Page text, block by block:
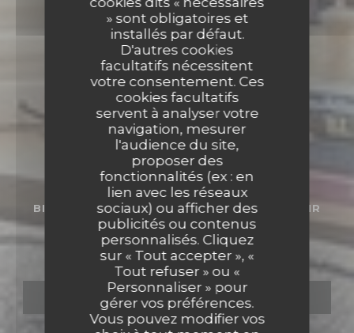
» sont obligatoires et
installés par défaut.
D'autres cookies
facultatifs nécessitent
votre consentement. Ces
cookies facultatifs
servent à analyser votre
navigation, mesurer
l'audience du site,
proposer des
fonctionnalités (ex : en
lien avec les réseaux
sociaux) ou afficher des
publicités ou contenus
personnalisés. Cliquez
sur « Tout accepter », «
Tout refuser » ou «
Personnaliser » pour
gérer vos préférences.
Vous pouvez modifier vos
BISTRONOMIQUE• HÉROUVILLE-SAINT-CLAIR
Bistro Mirlot
RÉSERVER